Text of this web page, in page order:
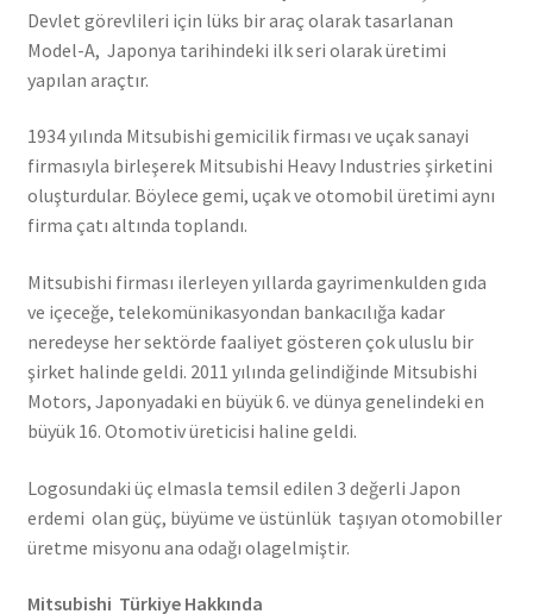
Devlet görevlileri için lüks bir araç olarak tasarlanan
Model-A, Japonya tarihindeki ilk seri olarak üretimi
yapılan araçtır.
1934 yılında Mitsubishi gemicilik firması ve uçak sanayi
firmasıyla birleşerek Mitsubishi Heavy Industries şirketini
oluşturdular. Böylece gemi, uçak ve otomobil üretimi aynı
firma çatı altında toplandı.
Mitsubishi firması ilerleyen yıllarda gayrimenkulden gıda
ve içeceğe, telekomünikasyondan bankacılığa kadar
neredeyse her sektörde faaliyet gösteren çok uluslu bir
şirket halinde geldi. 2011 yılında gelindiğinde Mitsubishi
Motors, Japonyadaki en büyük 6. ve dünya genelindeki en
büyük 16. Otomotiv üreticisi haline geldi.
Logosundaki üç elmasla temsil edilen 3 değerli Japon
erdemi olan güç, büyüme ve üstünlük taşıyan otomobiller
üretme misyonu ana odağı olagelmiştir.
Mitsubishi Türkiye Hakkında